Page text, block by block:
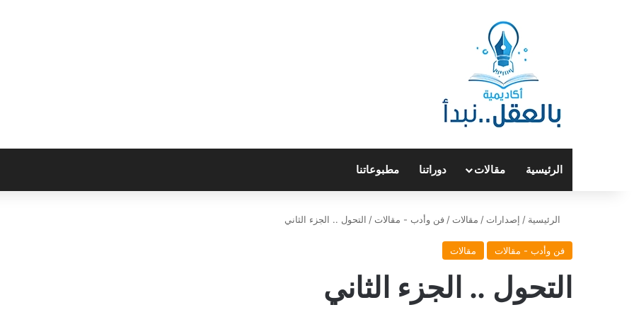
الرئيسية مقالات دوراتنا مطبوعاتنا
الرئيسية / إصدارات / مقالات / فن وأدب - مقالات / التحول .. الجزء الثاني
فن وأدب - مقالات مقالات
التحول .. الجزء الثاني